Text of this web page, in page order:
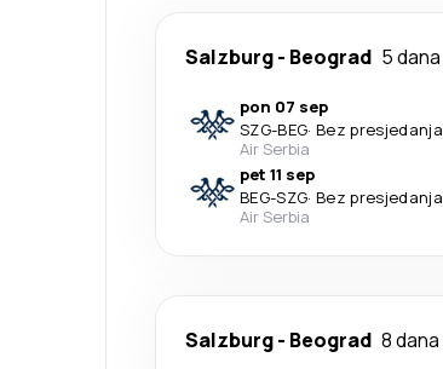
Salzburg- Beograd 5 dana
pon 07 sep
SZG-BEG· Bez presjedanja
Air Serbia
pet 11 sep
BEG-SZG· Bez presjedanja
Air Serbia
Salzburg- Beograd 8 dana